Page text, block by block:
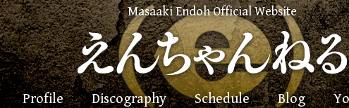
Masaaki Endoh Official Website
Profile Discography Schedule Blog